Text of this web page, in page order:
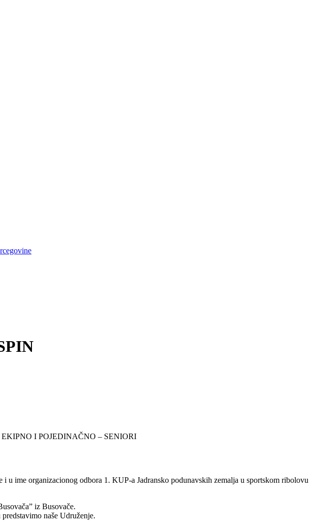
I POJEDINAČNO – SENIORI
ime organizacionog odbora 1. KUP-a Jadransko podunavskih zemalja u sportskom ribolovu
iz Busovače.
naše Udruženje.